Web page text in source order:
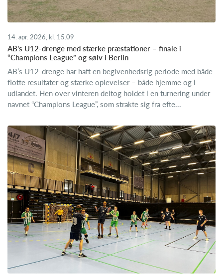
14. apr. 2026, kl. 15.09
AB’s U12-drenge med stærke præstationer – finale i
“Champions League” og sølv i Berlin
AB’s U12-drenge har haft en begivenhedsrig periode med både
flotte resultater og stærke oplevelser – både hjemme og i
udlandet. Hen over vinteren deltog holdet i en turnering under
navnet “Champions League”, som strakte sig fra efte...